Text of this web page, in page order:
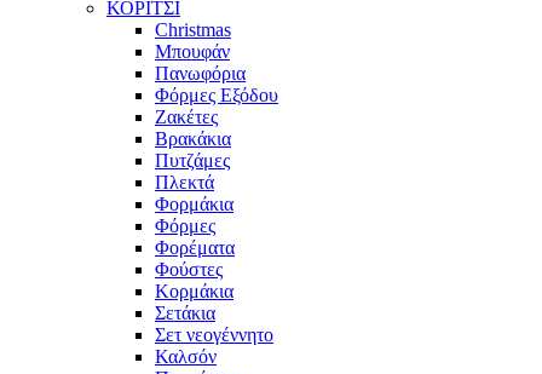
ΚΟΡΙΤΣΙ
Christmas
Μπουφάν
Πανωφόρια
Φόρμες Εξόδου
Ζακέτες
Βρακάκια
Πυτζάμες
Πλεκτά
Φορμάκια
Φόρμες
Φορέματα
Φούστες
Κορμάκια
Σετάκια
Σετ νεογέννητο
Καλσόν